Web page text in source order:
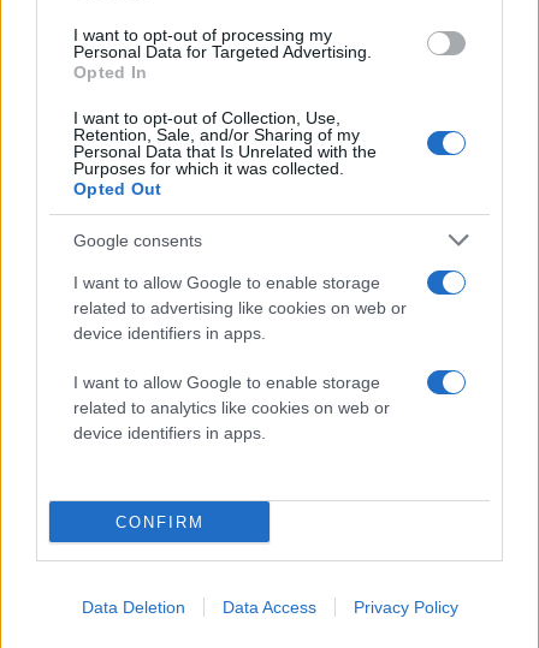
I want to opt-out of processing my
Personal Data for Targeted Advertising.
Opted In
I want to opt-out of Collection, Use,
Retention, Sale, and/or Sharing of my
Personal Data that Is Unrelated with the
Purposes for which it was collected.
Opted Out
Google consents
I want to allow Google to enable storage
related to advertising like cookies on web or
device identifiers in apps.
I want to allow Google to enable storage
related to analytics like cookies on web or
device identifiers in apps.
CONFIRM
Data Deletion Data Access Privacy Policy